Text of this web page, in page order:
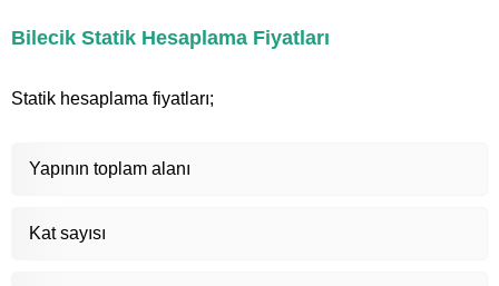
Bilecik Statik Hesaplama Fiyatları
Statik hesaplama fiyatları;
Yapının toplam alanı
Kat sayısı